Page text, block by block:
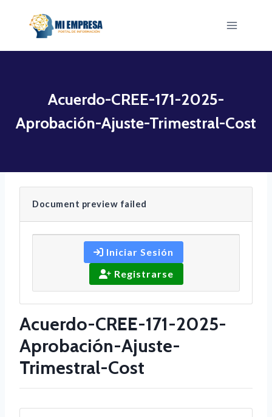
Acuerdo-CREE-171-2025-
Aprobación-Ajuste-Trimestral-Cost
Document preview failed
Iniciar Sesión
Registrarse
Acuerdo-CREE-171-2025-
Aprobación-Ajuste-
Trimestral-Cost